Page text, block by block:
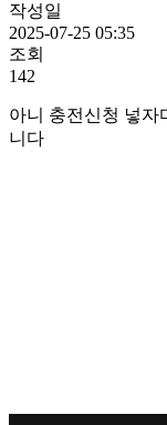
작성일
2025-07-25 05:35
조회
142
아니 충전신청 넣
니다